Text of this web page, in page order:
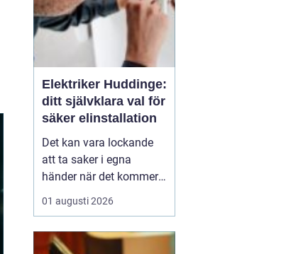
Elektriker Huddinge:
ditt självklara val för
säker elinstallation
Det kan vara lockande
att ta saker i egna
händer när det kommer
till hemförbättringar,
men när det handlar om
alltid bäst att vända sig
01 augusti 2026